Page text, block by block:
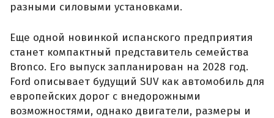
разными силовыми установками.
Еще одной новинкой испанского предприятия
станет компактный представитель семейства
Bronco. Его выпуск запланирован на 2028 год.
Ford описывает будущий SUV как автомобиль для
европейских дорог с внедорожными
возможностями, однако двигатели, размеры и